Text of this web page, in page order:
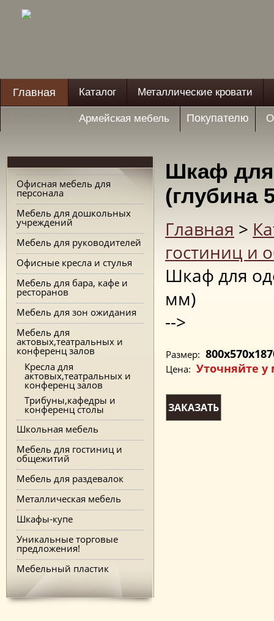
Главная Каталог Металлические кровати
Армейская мебель Покупателю
Офисная мебель для
персонала
Мебель для дошкольных
учреждений
Мебель для руководителей
Офисные кресла и стулья
Мебель для бара, кафе и
ресторанов
Мебель для зон ожидания
Мебель для
актовых,театральных и
конференц залов
Кресла для
актовых,театральных и
конференц залов
Трибуны,кафедры и
конференц столы
Школьная мебель
Мебель для гостиниц и
общежитий
Мебель для раздевалок
Металлическая мебель
Шкафы-купе
Уникальные торговые
предложения!
Мебельный пластик
Шкаф для
(глубина
Главная >
гостиниц и
Шкаф для
мм)
-->
Размер:
Цена: Уточняйте
ЗАКАЗАТЬ